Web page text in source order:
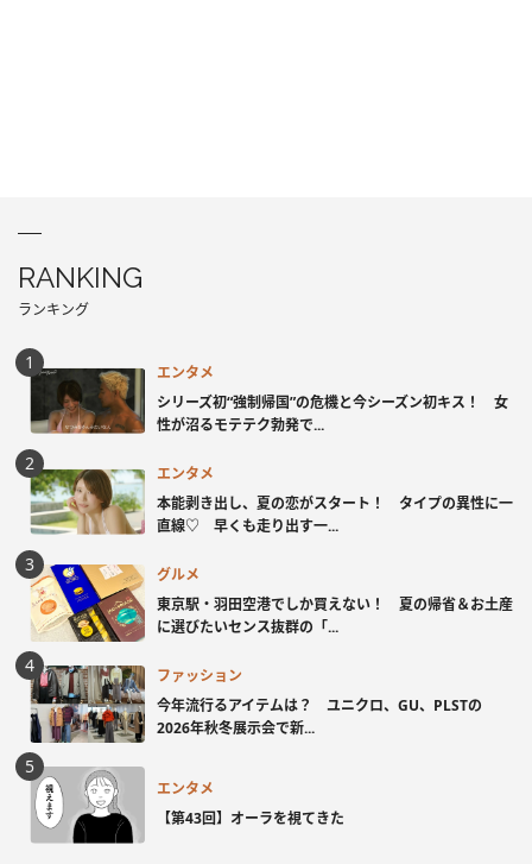
RANKING
ランキング
エンタメ
シリーズ初“強制帰国”の危機と今シーズン初キス！ 女
性が沼るモテテク勃発で...
エンタメ
本能剥き出し、夏の恋がスタート！ タイプの異性に一
直線♡ 早くも走り出す一...
グルメ
東京駅・羽田空港でしか買えない！ 夏の帰省＆お土産
に選びたいセンス抜群の「...
ファッション
今年流行るアイテムは？ ユニクロ、GU、PLSTの
2026年秋冬展示会で新...
エンタメ
【第43回】オーラを視てきた